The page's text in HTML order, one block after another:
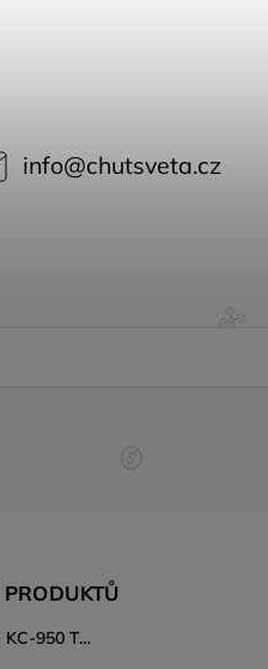
info@chutsveta.cz
Japonský nůž Gyuto Kanetsune KC-950 Tsuchime 240 mm – DSR-1K6 ocel, Tsuchime povrch